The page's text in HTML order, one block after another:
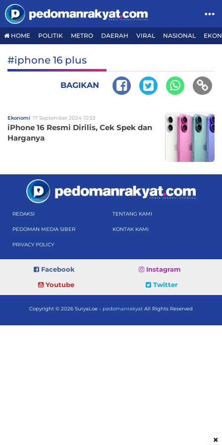
HOME POLITIK METRO DAERAH VIRAL NASIONAL
#iphone 16 plus
BAGIKAN
Ekonomi 17 September 2024 10:53
iPhone 16 Resmi Dirilis, Cek Spek dan
Harganya
REDAKSI TENTANG KAMI
PEDOMAN MEDIA SIBER KONTAK KAMI
PRIVACY POLICY
Facebook
Instagram
Youtube
Twitter
Copyright © 2026 SuryaLoe - pedomanrakyat All Rights Reserved
×